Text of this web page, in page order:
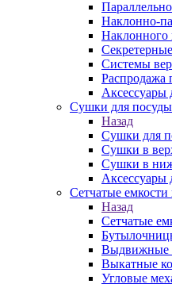
Наклонно-
Наклонного
Секретерные
Системы
Распродажа
Аксессуары
Сушки для посуды
Назад
Сушки для
Сушки в
Сушки в
Аксессуары
Сетчатые
Назад
Сетчатые
Выдвижные
Выкатные
Угловые